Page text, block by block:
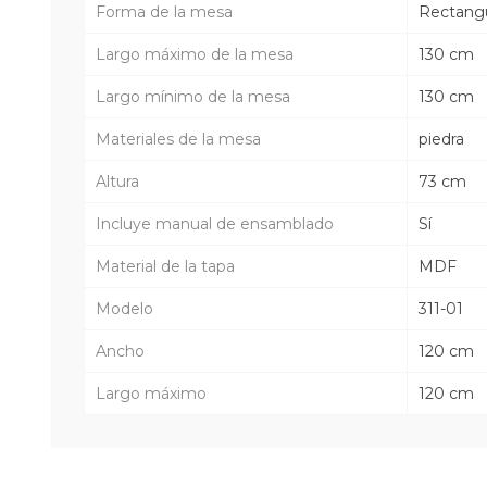
Forma de la mesa
Largo máximo de la mesa 130 cm
Largo mínimo de la mesa 130 cm
Materiales de la mesa piedra
Altura 73 cm
Incluye manual de ensamblado Sí
Material de la tapa MDF
Modelo 311-01
Ancho 120 cm
Largo máximo 120 cm